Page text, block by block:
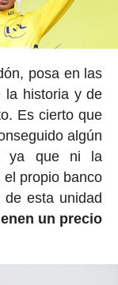
posa en las
la historia y de
Es cierto que
algún
ya que ni la
el propio banco
esta unidad
un precio